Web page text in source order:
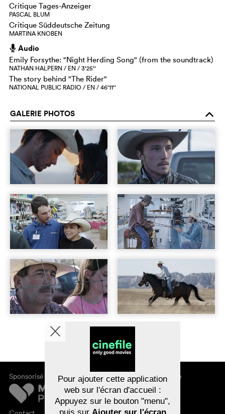
Critique Tages-Anzeiger
PASCAL BLUM
Critique Süddeutsche Zeitung
MARTINA KNOBEN
h Audio
Emily Forsythe: "Night Herding Song" (from the soundtrack)
NATHAN HALPERN / EN / 3‘25‘‘
The story behind "The Rider"
NATIONAL PUBLIC RADIO / EN / 46‘11‘‘
GALERIE PHOTOS o
Sponsorisé par
À propos de cinefile
S'inscrire/s'abonner
Newsletter
FAQ
Pour ajouter cette application
web sur l'écran d'accueil :
Appuyez sur le bouton "menu",
puis sur Ajouter sur l'écran